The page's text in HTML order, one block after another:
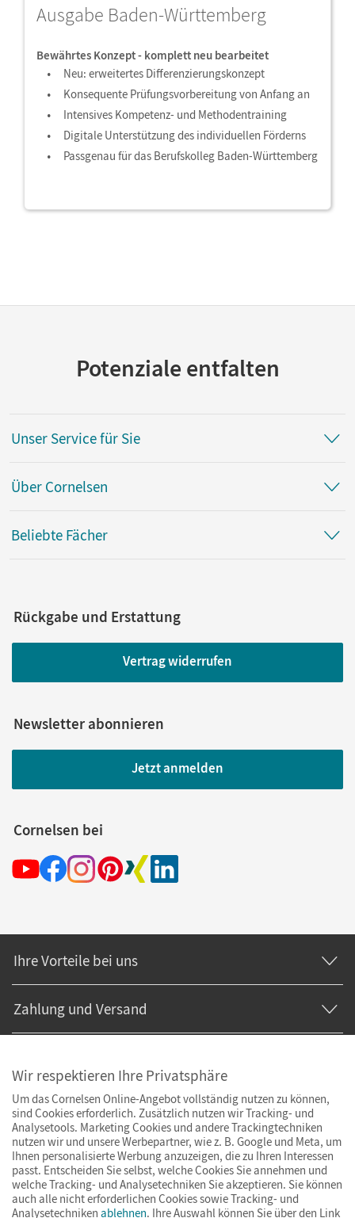
Ausgabe Baden-Württemberg
Bewährtes Konzept - komplett neu bearbeitet
Neu: erweitertes Differenzierungskonzept
Konsequente Prüfungsvorbereitung von Anfang an
Intensives Kompetenz- und Methodentraining
Digitale Unterstützung des individuellen Förderns
Passgenau für das Berufskolleg Baden-Württemberg
Potenziale entfalten
Unser Service für Sie
Über Cornelsen
Beliebte Fächer
Rückgabe und Erstattung
Vertrag widerrufen
Newsletter abonnieren
Jetzt anmelden
Cornelsen bei
Ihre Vorteile bei uns
Zahlung und Versand
Wir respektieren Ihre Privatsphäre
Um das Cornelsen Online-Angebot vollständig nutzen zu können,
sind Cookies erforderlich. Zusätzlich nutzen wir Tracking- und
Analysetools. Marketing Cookies und andere Trackingtechniken
nutzen wir und unsere Werbepartner, wie z. B. Google und Meta, um
Ihnen personalisierte Werbung anzuzeigen, die zu Ihren Interessen
passt. Entscheiden Sie selbst, welche Cookies Sie annehmen und
welche Tracking- und Analysetechniken Sie akzeptieren. Sie können
auch alle nicht erforderlichen Cookies sowie Tracking- und
Analysetechniken ablehnen. Ihre Auswahl können Sie über den Link